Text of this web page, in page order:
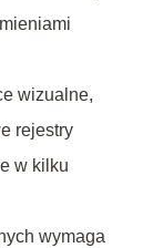
wizualne,
rejestry
w kilku
wymaga